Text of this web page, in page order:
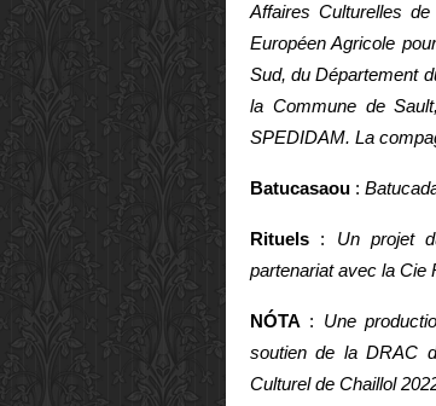
Affaires Culturelles
Européen Agricole
Sud, du Département
la Commune de
SPEDIDAM. La
Batucasaou :
Rituels : Un projet
partenariat avec la Cie
NÓTA : Une
soutien de la DRAC
Culturel de Chaillol